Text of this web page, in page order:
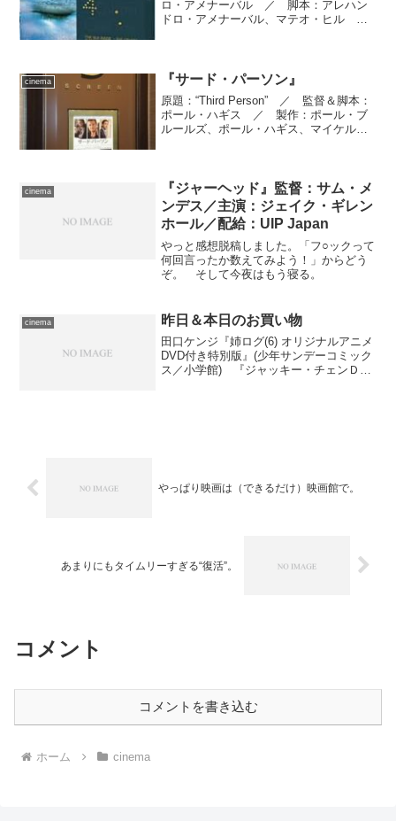
ロ・アメナーバル ／ 脚本：アレハン
ドロ・アメナーバル、マテオ・ヒル
ガング・バーマン ／ ...
cinema 『サード・パーソン』
原題：“Third Person” ／ 監督＆脚本：
ポール・ハギス ／ 製作：ポール・ブ
ルールズ、ポール・ハギス、マイケル・
ネット ...
cinema
『ジャーヘッド』監督：サム・メ
ンデス／主演：ジェイク・ギレン
ホール／配給：UIP Japan
やっと感想脱稿しました。「フ○ックって
何回言ったか数えてみよう！」からどう
ぞ。 そして今夜はもう寝る。
cinema 昨日＆本日のお買い物
田口ケンジ『姉ログ(6) オリジナルアニメ
DVD付き特別版』(少年サンデーコミック
ス／小学館) 『ジャッキー・チェンＤＶ
やっぱり映画は（できるだけ）映画館で。
あまりにもタイムリーすぎる“復活”。
コメント
コメントを書き込む
ホーム cinema